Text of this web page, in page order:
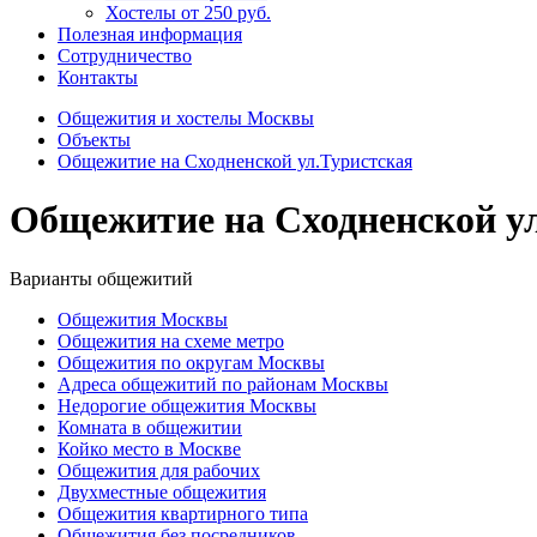
Хостелы от 250 руб.
Полезная информация
Сотрудничество
Контакты
Общежития и хостелы Москвы
Объекты
Общежитие на Сходненской ул.Туристская
Общежитие на Сходненской
Варианты общежитий
Общежития Москвы
Общежития на схеме метро
Общежития по округам Москвы
Адреса общежитий по районам Москвы
Недорогие общежития Москвы
Комната в общежитии
Койко место в Москве
Общежития для рабочих
Двухместные общежития
Общежития квартирного типа